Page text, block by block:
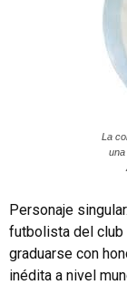
La
una
Personaje
futbolista del club
graduarse con
inédita a nivel